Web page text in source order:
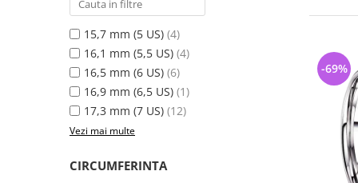
15,7 mm (5 US) (4)
16,1 mm (5,5 US) (4)
16,5 mm (6 US) (6)
16,9 mm (6,5 US) (1)
17,3 mm (7 US) (12)
Vezi mai multe
CIRCUMFERINTA
-69%